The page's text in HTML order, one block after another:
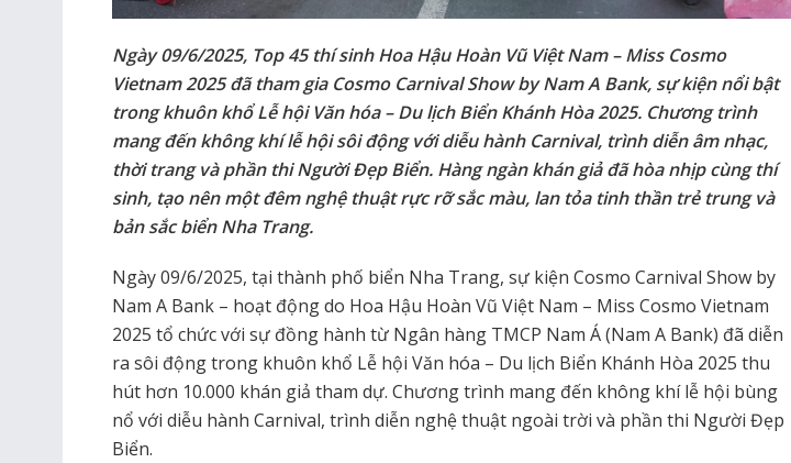
Ngày 09/6/2025, Top 45 thí sinh Hoa Hậu Hoàn Vũ Việt Nam – Miss Cosmo
Vietnam 2025 đã tham gia Cosmo Carnival Show by Nam A Bank, sự kiện nổi bật
trong khuôn khổ Lễ hội Văn hóa – Du lịch Biển Khánh Hòa 2025. Chương trình
mang đến không khí lễ hội sôi động với diễu hành Carnival, trình diễn âm nhạc,
thời trang và phần thi Người Đẹp Biển. Hàng ngàn khán giả đã hòa nhịp cùng thí
sinh, tạo nên một đêm nghệ thuật rực rỡ sắc màu, lan tỏa tinh thần trẻ trung và
bản sắc biển Nha Trang.
Ngày 09/6/2025, tại thành phố biển Nha Trang, sự kiện Cosmo Carnival Show by
Nam A Bank – hoạt động do Hoa Hậu Hoàn Vũ Việt Nam – Miss Cosmo Vietnam
2025 tổ chức với sự đồng hành từ Ngân hàng TMCP Nam Á (Nam A Bank) đã diễn
ra sôi động trong khuôn khổ Lễ hội Văn hóa – Du lịch Biển Khánh Hòa 2025 thu
hút hơn 10.000 khán giả tham dự. Chương trình mang đến không khí lễ hội bùng
nổ với diễu hành Carnival, trình diễn nghệ thuật ngoài trời và phần thi Người Đẹp
Biển.